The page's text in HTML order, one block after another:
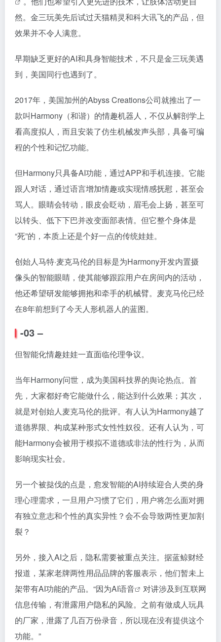
然。金三玩美先后试过天猫精灵和科大讯飞的产品，但
效果并不令人满意。
早期缺乏更好的AI和具身智能技术，不只是金三玩美遇
到，美国同行也遇到了。
2017年，美国加州的Abyss Creations公司就推出了一
款叫Harmony（和谐）的情趣机器人，不仅从解剖学上
看高度拟人，而且安装了仿生机械发声头部，具备可编
程的个性和记忆功能。
但Harmony只具备AI功能，通过APP和手机连接。它能
跟人对话，通过语言增加情趣或实现情感抚慰，甚至会
骂人。眼睛会转动，眼皮会眨动，眉毛会上扬，甚至可
以转头、低下下巴并改变面部表情。但它整个身体是
“死”的，本质上还是个好一点的传统娃娃。
创始人马特·麦克马伦的目标是为Harmony开发内置摄
像头的智能眼睛，使其能够跟踪用户在房间内的活动，
他还希望研发能够拥抱和牵手的机械臂。麦克马伦已经
在8年前想到了今天人形机器人的蓝图。
-03 –
但智能化情趣娃娃一直面临伦理争议。
当年Harmony问世，成为美国科技界的舆论热点。首
先，大家都好奇它能做什么，能达到什么效果；其次，
就是对创始人麦克马伦的批评。有人认为Harmony越了
道德界限、构成某种形式女性性奴役。还有人认为，可
能Harmony会被用于模拟不道德或非法的性行为，从而
影响现实社会。
另一个被挞伐的点是，愈发智能的AI持续迎合人类的身
理心理需求，一旦用户习惯了它们，用户将怎么面对拥
有独立意志和个性的真实异性？会不会导致两性更加割
裂？
另外，接入AI之后，隐私需要被重点关注。据蓝鲸财经
报道，某家老牌两性用品品牌的客服表示，他们暂未上
架带有AI功能的产品。“因为AI语音
对讲涉及到互联网
信息传输，有泄露用户隐私的风险。之前有做成人玩具
的厂家，泄露了几百万份录音，所以现在没有提供这个
功能。”